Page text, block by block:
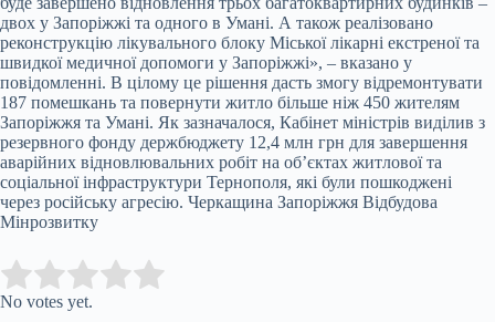
двох у Запоріжжі та одного в Умані. А також реалізовано
реконструкцію лікувального блоку Міської лікарні екстреної та
швидкої медичної допомоги у Запоріжжі», – вказано у
повідомленні. В цілому це рішення дасть змогу відремонтувати
187 помешкань та повернути житло більше ніж 450 жителям
Запоріжжя та Умані. Як зазначалося, Кабінет міністрів виділив з
резервного фонду держбюджету 12,4 млн грн для завершення
аварійних відновлювальних робіт на об’єктах житлової та
соціальної інфраструктури Тернополя, які були пошкоджені
через російську агресію. Черкащина Запоріжжя Відбудова
Мінрозвитку
Rate this item:
No votes yet.